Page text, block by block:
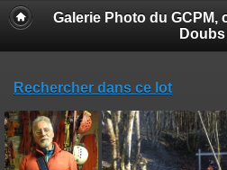
Galerie Photo du GCPM,
Doubs
Rechercher dans ce lot